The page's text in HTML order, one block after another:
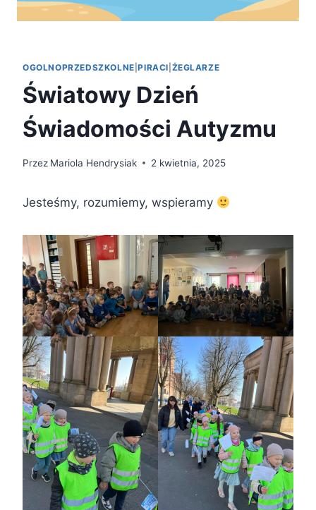
OGOLNOPRZEDSZKOLNE |PIRACI ŻEGLARZE
Światowy Dzień
Świadomości Autyzmu
Przez Mariola Hendrysiak 2 kwietnia, 2025
Jesteśmy, rozumiemy, wspieramy